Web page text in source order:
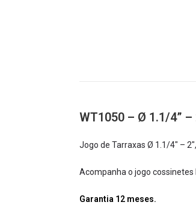
WT1050 – Ø 1.1/4” –
Jogo de Tarraxas Ø 1.1/4″ –
Acompanha o jogo cossinetes
Garantia 12 meses.